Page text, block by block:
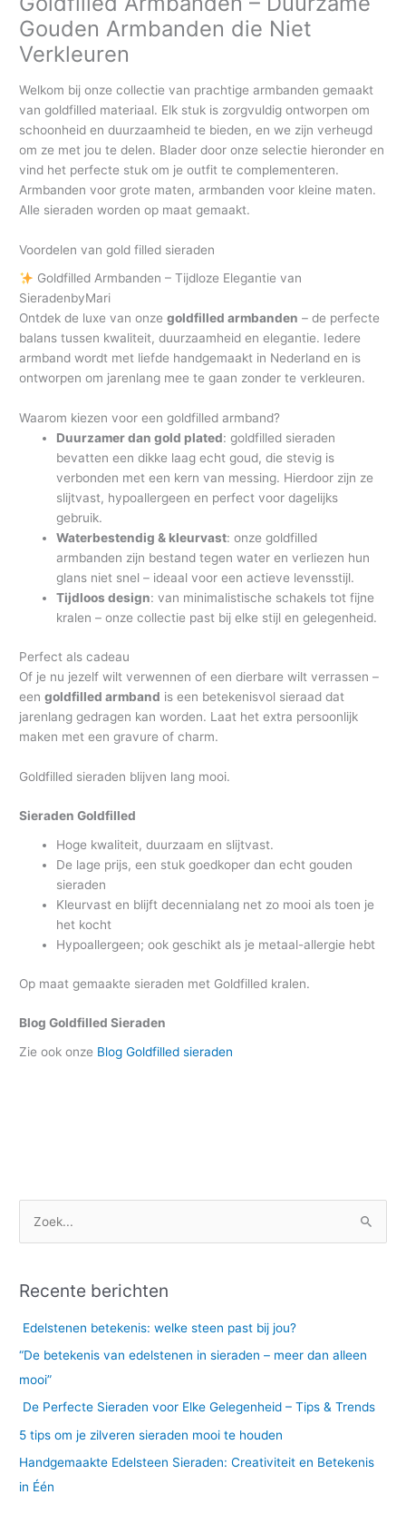
Gouden Armbanden die Niet
Verkleuren
Welkom bij onze collectie van prachtige armbanden gemaakt
van goldfilled materiaal. Elk stuk is zorgvuldig ontworpen om
schoonheid en duurzaamheid te bieden, en we zijn verheugd
om ze met jou te delen. Blader door onze selectie hieronder en
vind het perfecte stuk om je outfit te complementeren.
Armbanden voor grote maten, armbanden voor kleine maten.
Alle sieraden worden op maat gemaakt.
Voordelen van gold filled sieraden
Goldfilled Armbanden – Tijdloze Elegantie van
SieradenbyMari
Ontdek de luxe van onzegoldfilled armbanden – de perfecte
balans tussen kwaliteit, duurzaamheid en elegantie. Iedere
armband wordt met liefde handgemaakt in Nederland en is
ontworpen om jarenlang mee te gaan zonder te verkleuren.
Waarom kiezen voor een goldfilled armband?
Duurzamer dan gold plated: goldfilled sieraden
bevatten een dikke laag echt goud, die stevig is
verbonden met een kern van messing. Hierdoor zijn ze
slijtvast, hypoallergeen en perfect voor dagelijks
gebruik.
Waterbestendig & kleurvast: onze goldfilled
armbanden zijn bestand tegen water en verliezen hun
glans niet snel – ideaal voor een actieve levensstijl.
Tijdloos design: van minimalistische schakels tot fijne
kralen – onze collectie past bij elke stijl en gelegenheid.
Perfect als cadeau
Of je nu jezelf wilt verwennen of een dierbare wilt verrassen –
eengoldfilled armband is een betekenisvol sieraad dat
jarenlang gedragen kan worden. Laat het extra persoonlijk
maken met een gravure of charm.
Goldfilled sieraden blijven lang mooi.
Sieraden Goldfilled
Hoge kwaliteit, duurzaam en slijtvast.
De lage prijs, een stuk goedkoper dan echt gouden
sieraden
Kleurvast en blijft decennialang net zo mooi als toen je
het kocht
Hypoallergeen; ook geschikt als je metaal-allergie hebt
Op maat gemaakte sieraden met Goldfilled kralen.
Blog Goldfilled Sieraden
Zie ook onze Blog Goldfilled sieraden
k
n
a
Recente berichten
Edelstenen betekenis: welke steen past bij jou?
“De betekenis van edelstenen in sieraden – meer dan alleen
mooi”
De Perfecte Sieraden voor Elke Gelegenheid – Tips & Trends
5 tips om je zilveren sieraden mooi te houden
Handgemaakte Edelsteen Sieraden: Creativiteit en Betekenis
in Één